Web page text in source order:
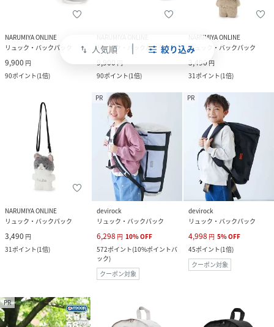
swap_vert 人気順 絞り込み
NARUMIYA ONLINE
リュック・バックパック
9,900 円
90ポイント(1倍)
リュック・バックパック
9,900 円
90ポイント(1倍)
NARUMIYA ONLINE
リュック・バックパック
3,490円
31ポイント(1倍)
NARUMIYA ONLINE
リュック・バックパック
3,490 円
31ポイント(1倍)
PR
devirock
リュック・バックパック
6,298 円 10%OFF
572ポイント(10%ポイントバ
ック)
クーポン対象
PR
devirock
リュック・バックパック
4,998 円 5%OFF
45ポイント(1倍)
クーポン対象
PR